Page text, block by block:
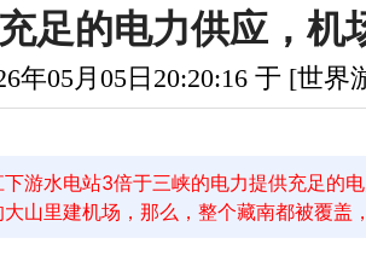
足的电力供应，机
年05月05日20:20:16 于 [世
游水电站3倍于三峡的电力提供充足的
山里建机场，那么，整个藏南都被覆盖